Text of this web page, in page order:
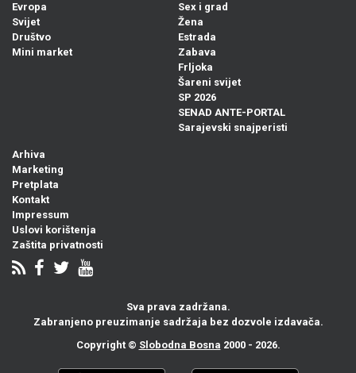
Evropa
Svijet
Društvo
Mini market
Sex i grad
Žena
Estrada
Zabava
Frljoka
Šareni svijet
SP 2026
SENAD ANTE-PORTAL
Sarajevski snajperisti
Arhiva
Marketing
Pretplata
Kontakt
Impressum
Uslovi korištenja
Zaštita privatnosti
Sva prava zadržana.
Zabranjeno preuzimanje sadržaja bez dozvole izdavača.
Copyright © Slobodna Bosna 2000 - 2026.